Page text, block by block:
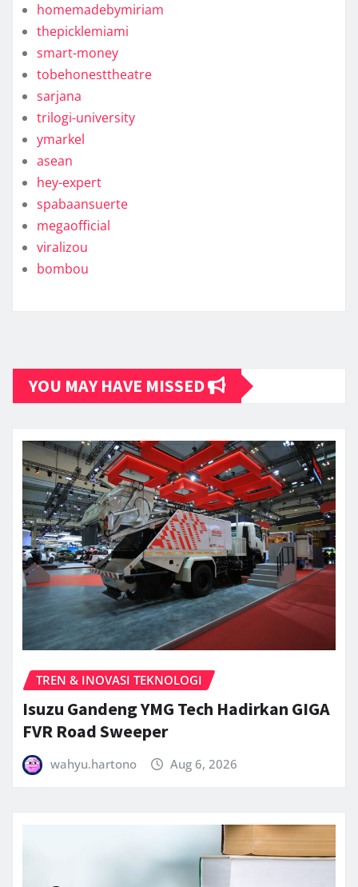
homemadebymiriam
thepicklemiami
smart-money
tobehonesttheatre
sarjana
trilogi-university
ymarkel
asean
hey-expert
spabaansuerte
megaofficial
viralizou
bombou
YOU MAY HAVE MISSED
TREN & INOVASI TEKNOLOGI
Isuzu Gandeng YMG Tech Hadirkan GIGA
FVR Road Sweeper
wahyu.hartono Aug 6, 2026